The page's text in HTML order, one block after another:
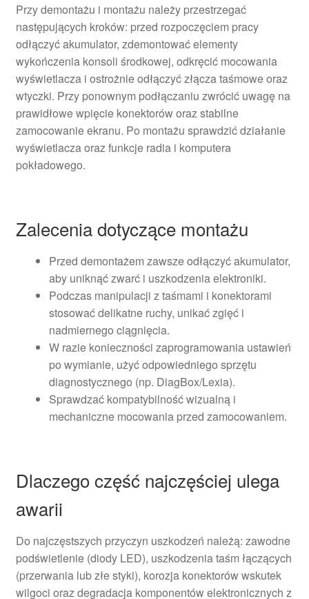
Przy demontażu i montażu należy przestrzegać
następujących kroków: przed rozpoczęciem pracy
odłączyć akumulator, zdemontować elementy
wykończenia konsoli środkowej, odkręcić mocowania
wyświetlacza i ostrożnie odłączyć złącza taśmowe oraz
wtyczki. Przy ponownym podłączaniu zwrócić uwagę na
prawidłowe wpięcie konektorów oraz stabilne
zamocowanie ekranu. Po montażu sprawdzić działanie
wyświetlacza oraz funkcje radia i komputera
pokładowego.
Zalecenia dotyczące montażu
Przed demontażem zawsze odłączyć akumulator,
aby uniknąć zwarć i uszkodzenia elektroniki.
Podczas manipulacji z taśmami i konektorami
stosować delikatne ruchy, unikać zgięć i
nadmiernego ciągnięcia.
W razie konieczności zaprogramowania ustawień
po wymianie, użyć odpowiedniego sprzętu
diagnostycznego (np. DiagBox/Lexia).
Sprawdzać kompatybilność wizualną i
mechaniczne mocowania przed zamocowaniem.
Dlaczego część najczęściej ulega
awarii
Do najczęstszych przyczyn uszkodzeń należą: zawodne
podświetlenie (diody LED), uszkodzenia taśm łączących
(przerwania lub złe styki), korozja konektorów wskutek
wilgoci oraz degradacja komponentów elektronicznych z